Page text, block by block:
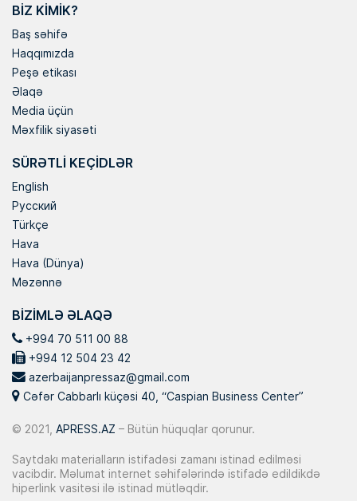
BIZ KIMIK?
Baş səhifə
Haqqımızda
Peşə etikası
Əlaqə
Media üçün
Məxfilik siyasəti
SÜRƏTLI KEÇIDLƏR
English
Русский
Türkçe
Hava
Hava (Dünya)
Məzənnə
BIZIMLƏ ƏLAQƏ
+994 70 511 00 88
+994 12 504 23 42
azerbaijanpressaz@gmail.com
Cəfər Cabbarlı küçəsi 40, “Caspian Business Center”
© 2021, APRESS.AZ – Bütün hüquqlar qorunur.
Saytdakı materialların istifadəsi zamanı istinad edilməsi
vacibdir. Məlumat internet səhifələrində istifadə edildikdə
hiperlink vasitəsi ilə istinad mütləqdir.